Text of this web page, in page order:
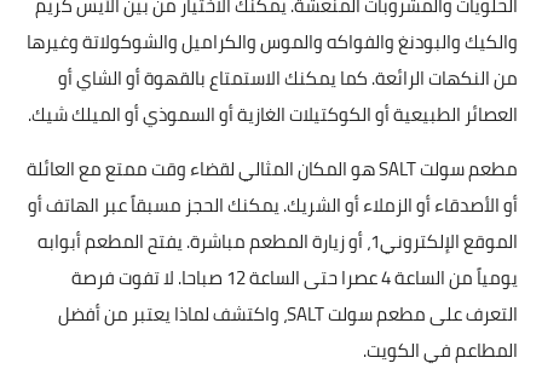
والكيك والبودنغ والفواكه والموس والكراميل والشوكولاتة وغيرها
من النكهات الرائعة. كما يمكنك الاستمتاع بالقهوة أو الشاي أو
العصائر الطبيعية أو الكوكتيلات الغازية أو السموذي أو الميلك شيك.
مطعم سولت SALT هو المكان المثالي لقضاء وقت ممتع مع العائلة
أو الأصدقاء أو الزملاء أو الشريك. يمكنك الحجز مسبقاً عبر الهاتف أو
الموقع الإلكتروني1، أو زيارة المطعم مباشرة. يفتح المطعم أبوابه
يومياً من الساعة 4 عصرا حتى الساعة 12 صباحا. لا تفوت فرصة
التعرف على مطعم سولت SALT، واكتشف لماذا يعتبر من أفضل
المطاعم في الكويت.